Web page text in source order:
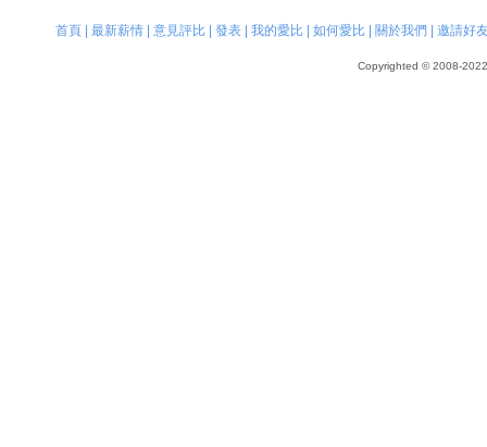
首頁| 最新薪情| 意見評比| 發表| 我的愛比| 如何愛比| 關於我們 邀請好
Copyrighted © 2008-